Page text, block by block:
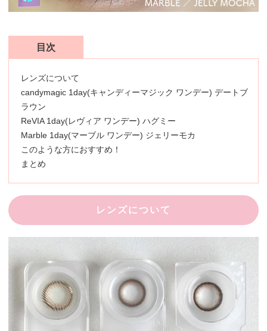
目次
レンズについて
candymagic 1day(キャンディーマジック ワンデー) デートブ
ラウン
ReVIA 1day(レヴィア ワンデー) ハグミー
Marble 1day(マーブル ワンデー) ジェリーモカ
このような方におすすめ！
まとめ
レンズについて